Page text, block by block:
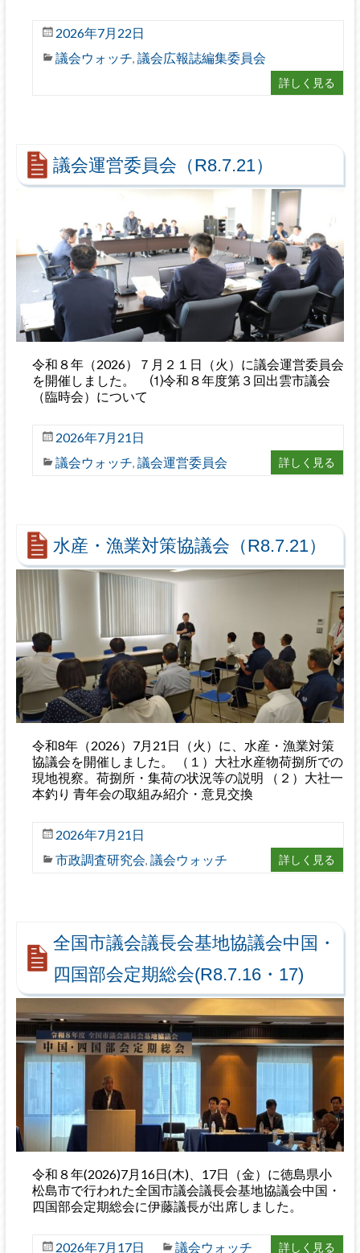
2026年7月22日
議会ウォッチ, 議会広報誌編集委員会
詳しく見る
議会運営委員会（R8.7.21）
令和８年（2026）７月２１日（火）に議会運営委員会
を開催しました。 ⑴令和８年度第３回出雲市議会
（臨時会）について
2026年7月21日
議会ウォッチ, 議会運営委員会 詳しく見る
水産・漁業対策協議会（R8.7.21）
令和8年（2026）7月21日（火）に、水産・漁業対策
協議会を開催しました。 （１）大社水産物荷捌所での
現地視察。荷捌所・集荷の状況等の説明 （２）大社一
本釣り 青年会の取組み紹介・意見交換
2026年7月21日
市政調査研究会, 議会ウォッチ 詳しく見る
全国市議会議長会基地協議会中国・
四国部会定期総会(R8.7.16・17)
令和８年(2026)7月16日(木)、17日（金）に徳島県小
松島市で行われた全国市議会議長会基地協議会中国・
四国部会定期総会に伊藤議長が出席しました。
2026年7月17日 議会ウォッチ 詳しく見る